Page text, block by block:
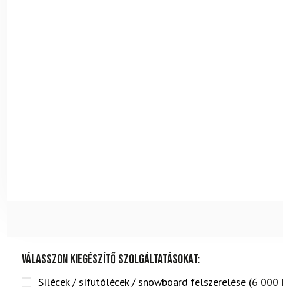
Válasszon kiegészítő szolgáltatásokat:
Sílécek / sífutólécek / snowboard felszerelése (6 000